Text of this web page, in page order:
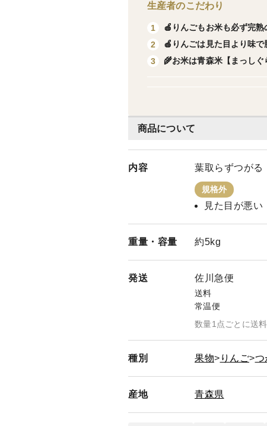
商品について
内容 葉取らずつが
規格外
見た目が悪い
重量・ 容量 約5kg
発送 佐川急便
送料
常温便
数量1点ごとに送
種別 果物 りんご つ
産地 青森県
生産者のこだわり
1
🍎りんごもお米も必ず完
2
🍎りんごは見た目より味で
3
🌾お米は青森米【まっし